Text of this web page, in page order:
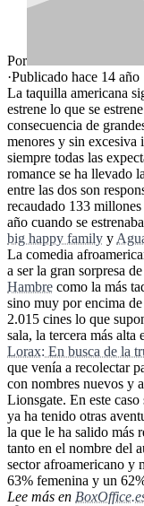
Por
·Publicado hace 14 año
La taquilla americana
estrene lo que se
consecuencia de
menores y sin excesiva
siempre todas las
romance se ha llevado
entre las dos son
recaudado 133
año cuando se
big happy family y
La comedia
a ser la gran sorpresa
Hambre como la más
sino muy por encima
2.015 cines lo que
sala, la tercera más
Lorax: En busca de la
que venía a recolectar
con nombres nuevos y
Lionsgate. En este
ya ha tenido otras
la que le ha salido más
tanto en el nombre del
sector afroamericano y
63% femenina y un
Lee más en